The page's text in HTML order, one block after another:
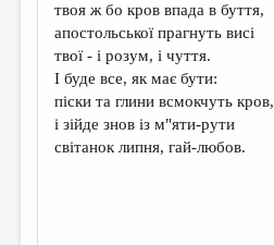
КНИЖНАЯ ПОЛКА
ОБЗОР ЛИТЕРАТУРЫ
СТРАНИЦЫ ПАМЯТИ
ОБЪЯВЛЕНИЯ
твоя ж бо кров впада в буття,
апостольської прагнуть висі
твої - і розум, і чуття.
І буде все, як має бути:
піски та глини всмокчуть кров,
і зійде знов із м"яти-рути
світанок липня, гай-любов.